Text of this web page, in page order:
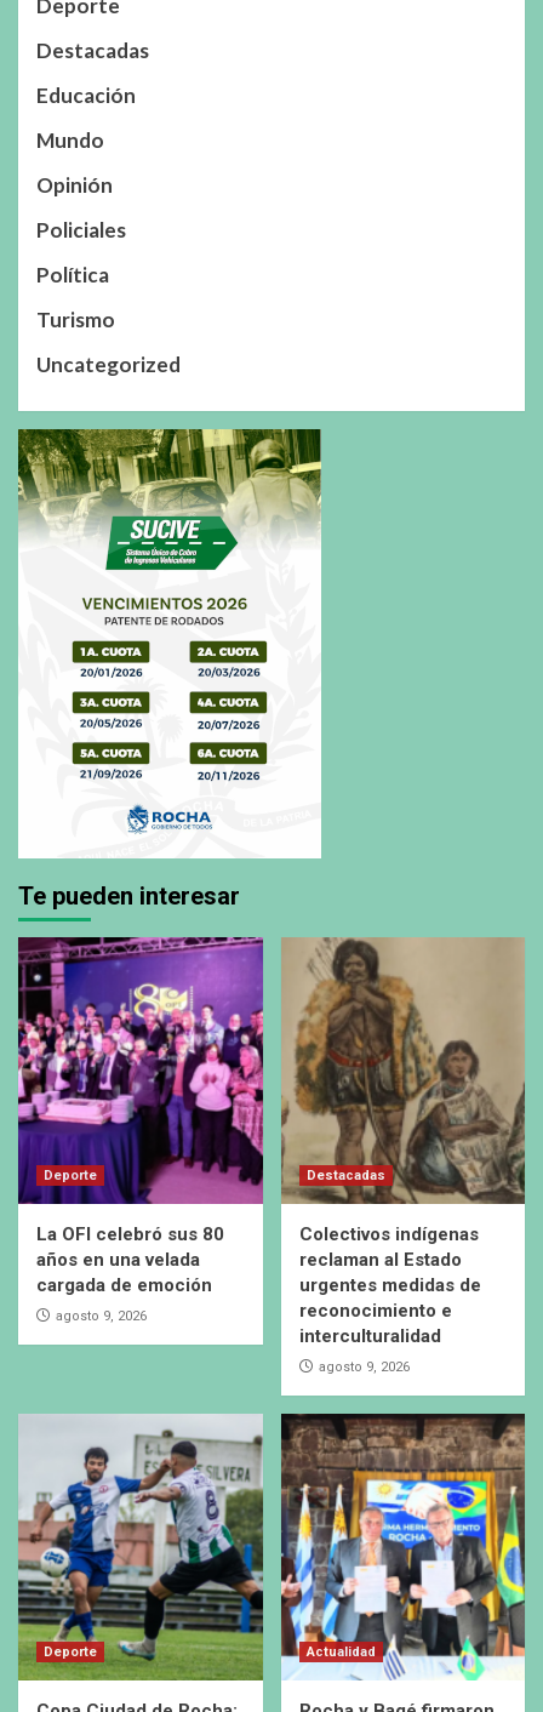
Deporte
Destacadas
Educación
Mundo
Opinión
Policiales
Política
Turismo
Uncategorized
Te pueden interesar
Deporte
La OFI celebró sus 80
años en una velada
cargada de emoción
agosto 9, 2026
Destacadas
Colectivos indígenas
reclaman al Estado
urgentes medidas de
reconocimiento e
interculturalidad
agosto 9, 2026
Deporte Actualidad